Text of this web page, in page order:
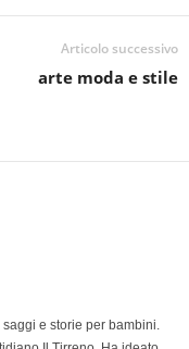
Articolo successivo
arte moda e stile
e storie per bambini.